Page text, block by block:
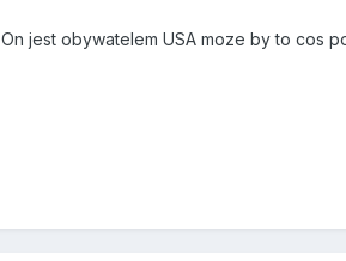
On jest obywatelem USA moze by to cos